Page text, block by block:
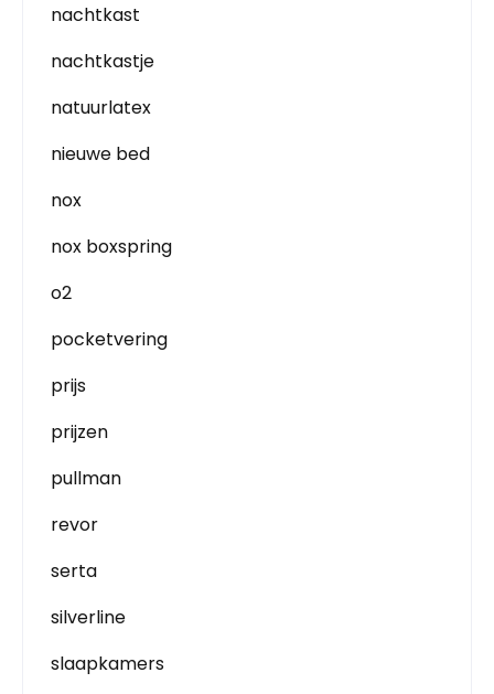
nachtkast
nachtkastje
natuurlatex
nieuwe bed
nox
nox boxspring
o2
pocketvering
prijs
prijzen
pullman
revor
serta
silverline
slaapkamers